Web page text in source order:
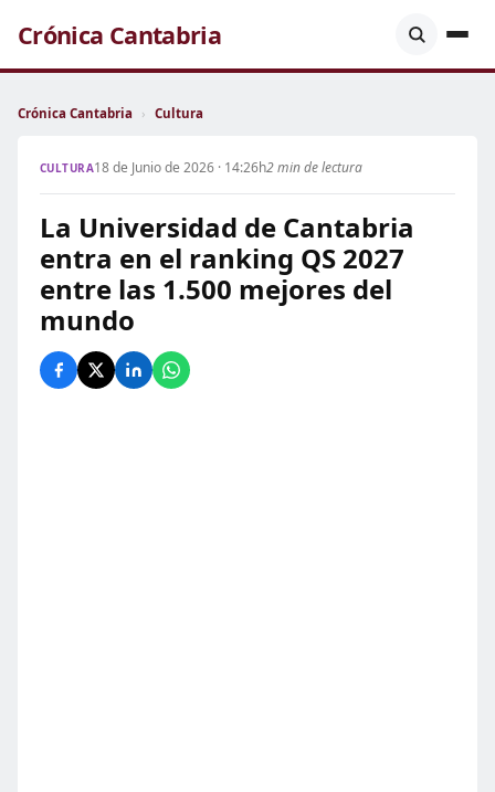
Crónica Cantabria
Crónica Cantabria › Cultura
CULTURA18 de Junio de 2026 · 14:26h2 min de lectura
La Universidad de Cantabria
entra en el ranking QS 2027
entre las 1.500 mejores del
mundo